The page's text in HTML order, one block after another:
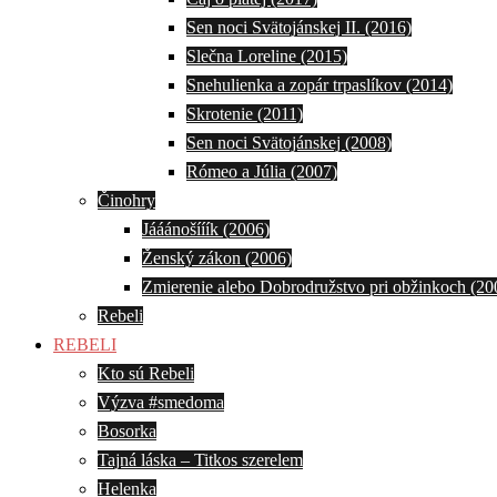
Sen noci Svätojánskej II. (2016)
Slečna Loreline (2015)
Snehulienka a zopár trpaslíkov (2014)
Skrotenie (2011)
Sen noci Svätojánskej (2008)
Rómeo a Júlia (2007)
Činohry
Jááánošííík (2006)
Ženský zákon (2006)
Zmierenie alebo Dobrodružstvo pri obžinkoch
Rebeli
REBELI
Kto sú Rebeli
Výzva #smedoma
Bosorka
Tajná láska – Titkos szerelem
Helenka